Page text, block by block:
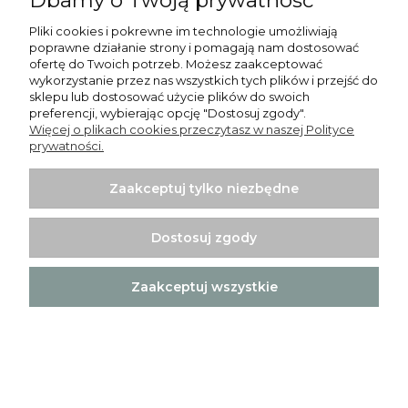
Zapisz się
Pliki cookies i pokrewne im technologie umożliwiają
poprawne działanie strony i pomagają nam dostosować
ofertę do Twoich potrzeb. Możesz zaakceptować
wykorzystanie przez nas wszystkich tych plików i przejść do
sklepu lub dostosować użycie plików do swoich
preferencji, wybierając opcję "Dostosuj zgody".
Więcej o plikach cookies przeczytasz w naszej Polityce
prywatności.
Zaakceptuj tylko niezbędne
Dostosuj zgody
Zaakceptuj wszystkie